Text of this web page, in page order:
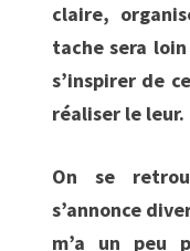
claire,
tache sera
s’inspirer de
réaliser le leur.
On se
s’annonce
m’a un peu